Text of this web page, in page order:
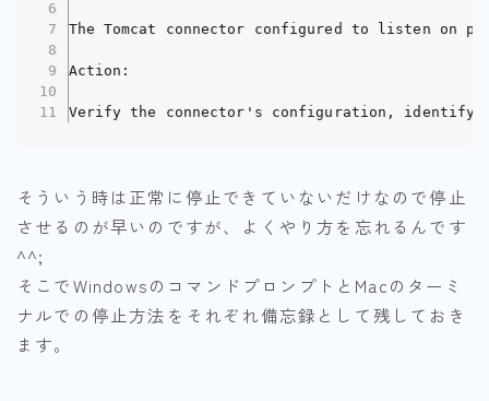
The Tomcat connector configured to listen on
Action:
Verify the connector's configuration, identify
そういう時は正常に停止できていないだけなので停止
させるのが早いのですが、よくやり方を忘れるんです
^^;
そこでWindowsのコマンドプロンプトとMacのターミ
ナルでの停止方法をそれぞれ備忘録として残しておき
ます。